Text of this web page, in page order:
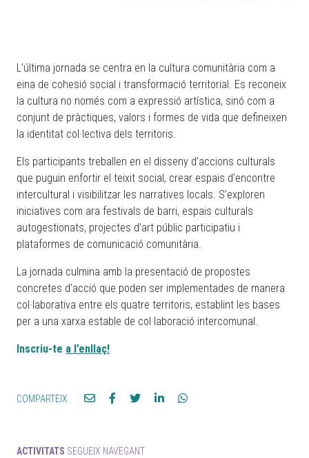
L’última jornada se centra en la cultura comunitària com a
eina de cohesió social i transformació territorial. Es reconeix
la cultura no només com a expressió artística, sinó com a
conjunt de pràctiques, valors i formes de vida que defineixen
la identitat col·lectiva dels territoris.
Els participants treballen en el disseny d’accions culturals
que puguin enfortir el teixit social, crear espais d’encontre
intercultural i visibilitzar les narratives locals. S’exploren
iniciatives com ara festivals de barri, espais culturals
autogestionats, projectes d’art públic participatiu i
plataformes de comunicació comunitària.
La jornada culmina amb la presentació de propostes
concretes d’acció que poden ser implementades de manera
col·laborativa entre els quatre territoris, establint les bases
per a una xarxa estable de col·laboració intercomunal.
Inscriu-te a l’enllaç!
COMPARTEIX
ACTIVITATS SEGUEIX NAVEGANT